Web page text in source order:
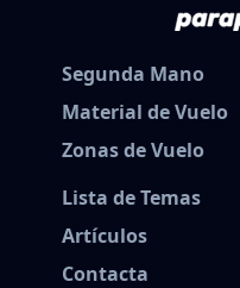
Segunda Mano
Material de Vuelo
Zonas de Vuelo
Lista de Temas
Artículos
Contacta